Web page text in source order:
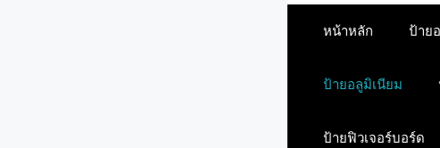
หน้าหลัก ป้าย
ป้ายอลูมิเนียม
ป้ายฟิวเจอร์บอร์ด